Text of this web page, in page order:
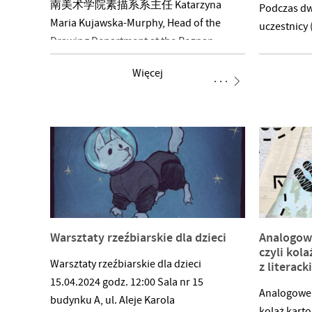
南美术学院素描系系主任 Katarzyna
Maria Kujawska-Murphy, Head of the
Drawing Department at the Poznan
Academy of Fine Arts Dariusz Subocz 欧
洲著名古纸保护专家，波兰文字和印刷
ancient paper, and Director of the
Museum of Polish Writing and Printing
Tadeusz Pszonka 波兰著名男高音歌唱
家，利平斯基音乐学院声乐歌剧表演系
系主任 Tadeusz Pszonka, renowned
Polish tenor and Head of the Vocal Opera
Performance Department at the The
Karol Lipinski University of Music
Aleksandra Ewa Lemiszka 波兹南美院招
生办助理 Aleksandra Ewa Lemiszka,
Więcej
Podczas
uczestnicy
w
oraz Panią
z szokiem
które
sobie w
Warsztaty rzeźbiarskie dla dzieci
Warsztaty rzeźbiarskie dla dzieci
15.04.2024 godz. 12:00 Sala nr 15
budynku A, ul. Aleje Karola
czyli
z